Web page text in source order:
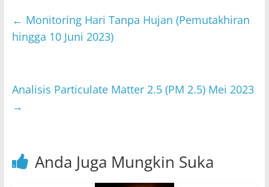
s
A
er e
b
k
l
← Monitoring Hari Tanpa Hujan (Pemutakhiran
hingga 10 Juni 2023)
Analisis Particulate Matter 2.5 (PM 2.5) Mei 2023
→
Anda Juga Mungkin Suka